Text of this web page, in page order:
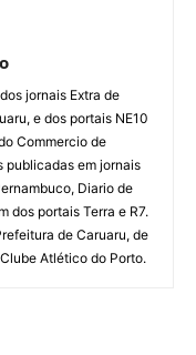
jornais Extra de
e dos portais NE10
Commercio de
publicadas em jornais
Diario de
dos portais Terra e R7.
de Caruaru, de
Atlético do Porto.